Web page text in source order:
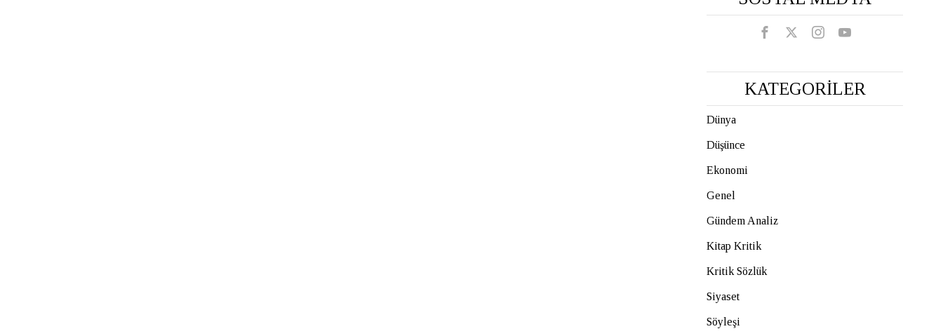
KATEGORİLER
Dünya
Düşünce
Ekonomi
Genel
Gündem Analiz
Kitap Kritik
Kritik Sözlük
Siyaset
Söyleşi